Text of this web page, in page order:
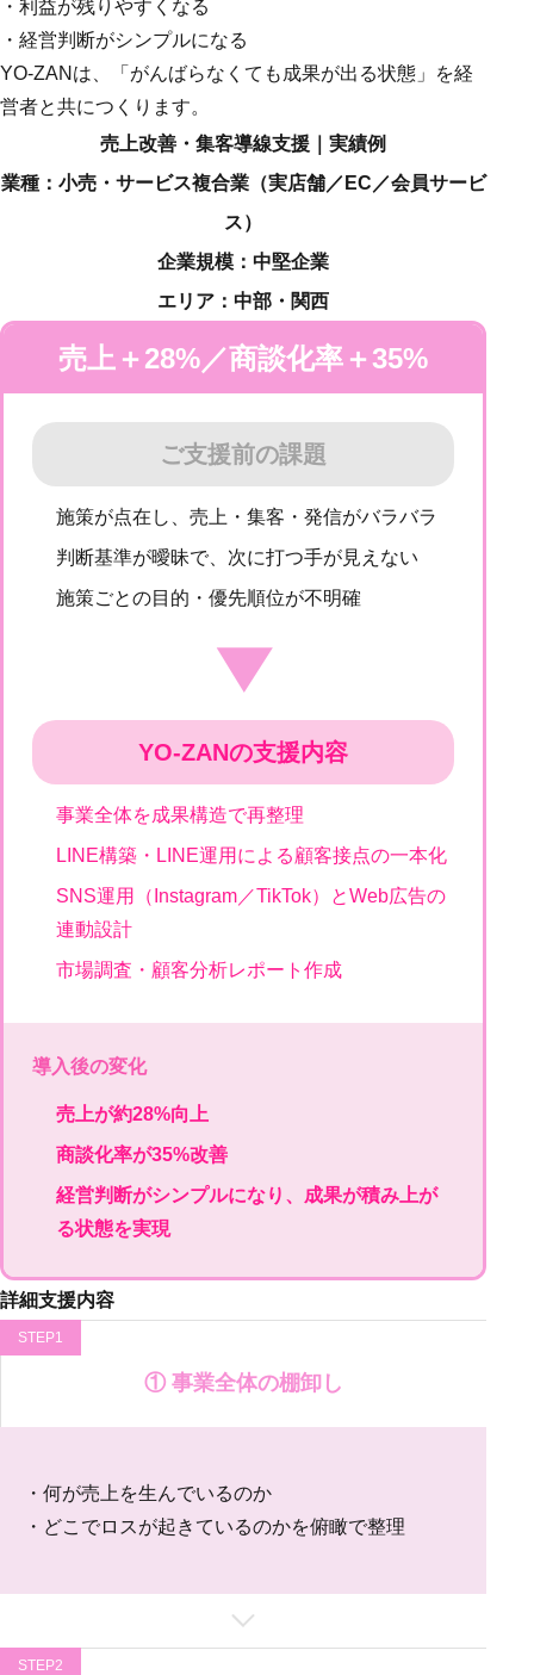
・利益が残りやすくなる
・経営判断がシンプルになる
YO-ZANは、「がんばらなくても成果が出る状態」を経
営者と共につくります。
売上改善・集客導線支援｜実績例
業種：小売・サービス複合業（実店舗／EC／会員サービ
ス）
企業規模：中堅企業
エリア：中部・関西
売上＋28%／商談化率＋35%
ご支援前の課題
施策が点在し、売上・集客・発信がバラバラ
判断基準が曖昧で、次に打つ手が見えない
施策ごとの目的・優先順位が不明確
▶
YO-ZANの支援内容
事業全体を成果構造で再整理
LINE構築・LINE運用による顧客接点の一本化
SNS運用（Instagram／TikTok）とWeb広告の
連動設計
市場調査・顧客分析レポート作成
導入後の変化
売上が約28%向上
商談化率が35%改善
経営判断がシンプルになり、成果が積み上が
る状態を実現
詳細支援内容
STEP1
① 事業全体の棚卸し
・何が売上を生んでいるのか
・どこでロスが起きているのかを俯瞰で整理
STEP2